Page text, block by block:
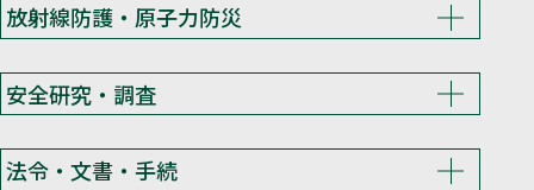
放射線防護・原子力防災
安全研究・調査
法令・文書・手続